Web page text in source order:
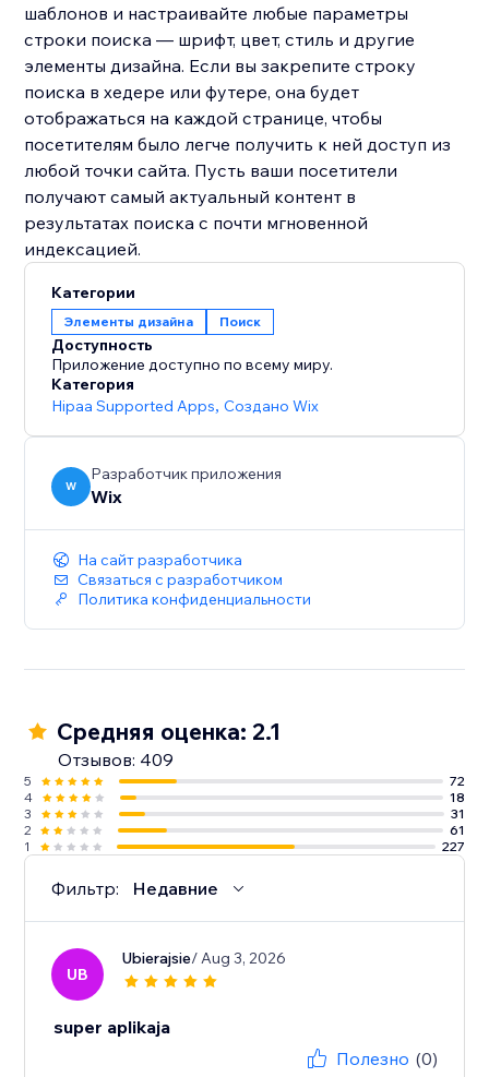
шаблонов и настраивайте любые параметры
строки поиска — шрифт, цвет, стиль и другие
элементы дизайна. Если вы закрепите строку
поиска в хедере или футере, она будет
отображаться на каждой странице, чтобы
посетителям было легче получить к ней доступ из
любой точки сайта. Пусть ваши посетители
получают самый актуальный контент в
результатах поиска с почти мгновенной
индексацией.
Категории
Элементы дизайна Поиск
Доступность
Приложение доступно по всему миру.
Категория
Hipaa Supported Apps,Создано Wix
W
Разработчик приложения
Wix
На сайт разработчика
Связаться с разработчиком
Политика конфиденциальности
Средняя оценка: 2.1
Отзывов: 409
5
72
4
18
3
31
2
61
1
227
Фильтр: Недавние
UB
Ubierajsie/ Aug 3, 2026
super aplikaja
Полезно (0)